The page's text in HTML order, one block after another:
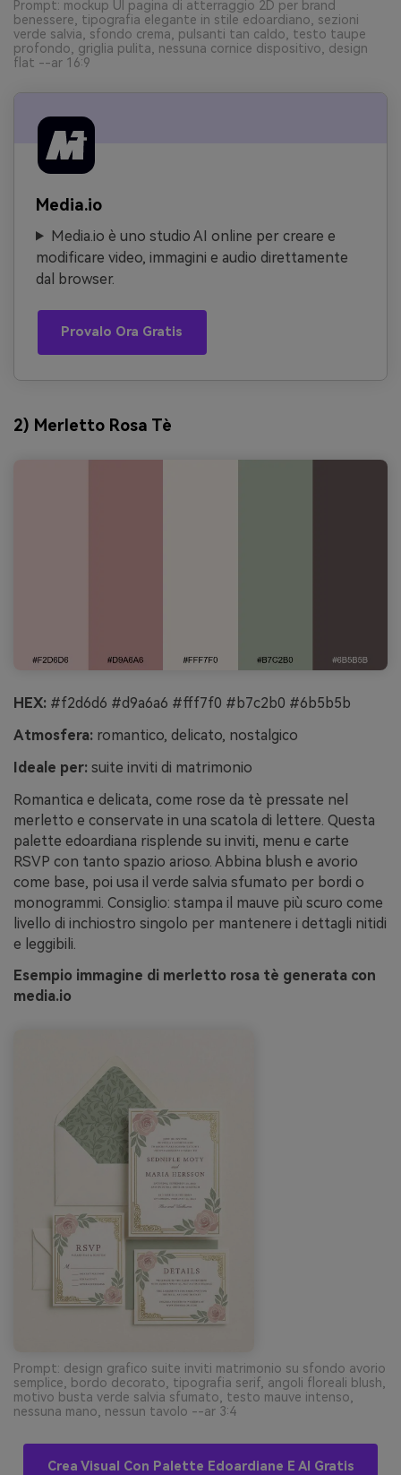
Prompt: mockup UI pagina di atterraggio 2D per brand
benessere, tipografia elegante in stile edoardiano, sezioni
verde salvia, sfondo crema, pulsanti tan caldo, testo taupe
profondo, griglia pulita, nessuna cornice dispositivo, design
flat --ar 16:9
Media.io
Media.io è uno studio AI online per creare e
modificare video, immagini e audio direttamente
dal browser.
Provalo Ora Gratis
2) Merletto Rosa Tè
HEX: #f2d6d6 #d9a6a6 #fff7f0 #b7c2b0 #6b5b5b
Atmosfera: romantico, delicato, nostalgico
Ideale per: suite inviti di matrimonio
Romantica e delicata, come rose da tè pressate nel
merletto e conservate in una scatola di lettere. Questa
palette edoardiana risplende su inviti, menu e carte
RSVP con tanto spazio arioso. Abbina blush e avorio
come base, poi usa il verde salvia sfumato per bordi o
monogrammi. Consiglio: stampa il mauve più scuro come
livello di inchiostro singolo per mantenere i dettagli nitidi
e leggibili.
Esempio immagine di merletto rosa tè generata con
media.io
Prompt: design grafico suite inviti matrimonio su sfondo avorio
semplice, bordo decorato, tipografia serif, angoli floreali blush,
motivo busta verde salvia sfumato, testo mauve intenso,
nessuna mano, nessun tavolo --ar 3:4
Crea Visual Con Palette Edoardiane E AI Gratis